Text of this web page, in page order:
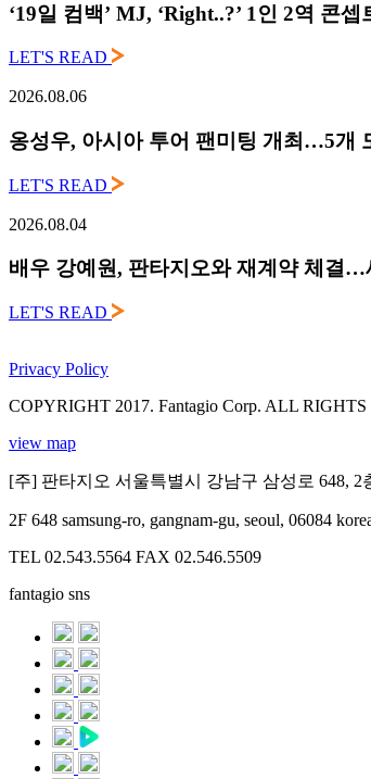
‘19일 컴백’ MJ, ‘Right..?’ 1인 2역 콘
LET'S READ
2026.08.06
옹성우, 아시아 투어 팬미팅 개최…5개
LET'S READ
2026.08.04
배우 강예원, 판타지오와 재계약 체결…
LET'S READ
Privacy Policy
COPYRIGHT 2017. Fantagio Corp. ALL RIGHTS
view map
[주] 판타지오 서울특별시 강남구 삼성로 648, 2
2F 648 samsung-ro, gangnam-gu, seoul, 06084
TEL 02.543.5564 FAX 02.546.5509
fantagio sns